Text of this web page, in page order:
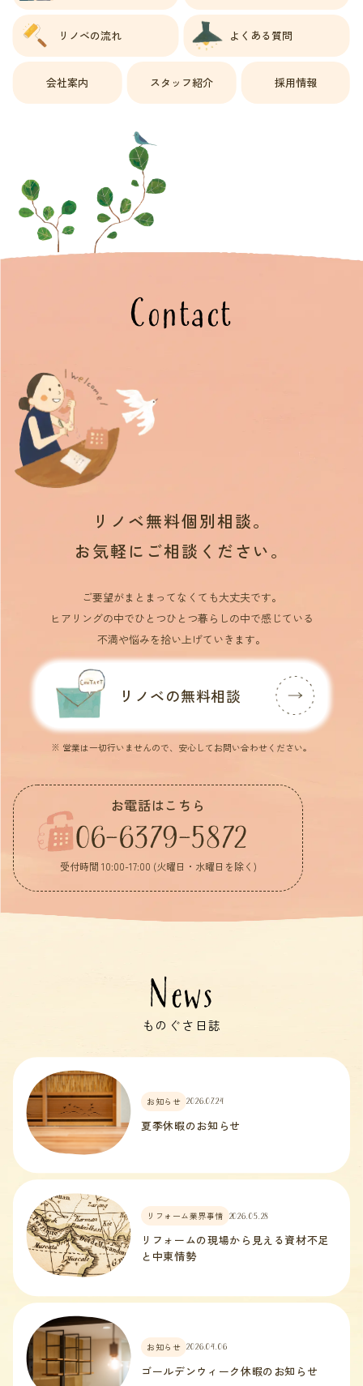
リノベの流れ よくある質問
会社案内 スタッフ紹介 採用情報
Contact
リノベ無料個別相談。
お気軽にご相談ください。
ご要望がまとまってなくても大丈夫です。
ヒアリングの中でひとつひとつ暮らしの中で感じている
不満や悩みを拾い上げていきます。
リノベの無料相談
※ 営業は一切行いませんので、安心してお問い合わせください。
お電話はこちら
06-6379-5872
受付時間 10:00-17:00 (火曜日・水曜日を除く)
News
ものぐさ日誌
お知らせ 2026.07.24
夏季休暇のお知らせ
リフォーム業界事情 2026.05.28
リフォームの現場から見える資材不足
と中東情勢
お知らせ 2026.04.06
ゴールデンウィーク休暇のお知らせ